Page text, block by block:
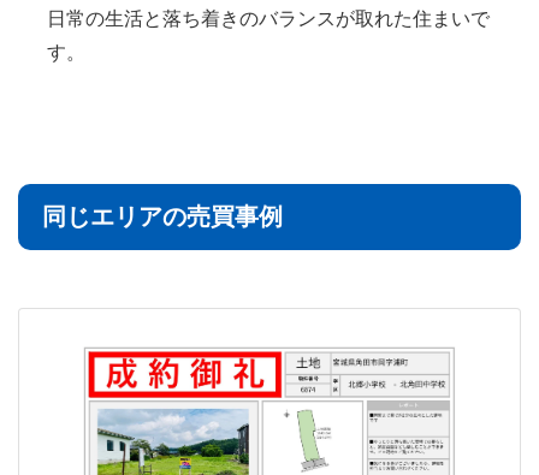
日常の生活と落ち着きのバランスが取れた住まいで
す。
同じエリアの売買事例